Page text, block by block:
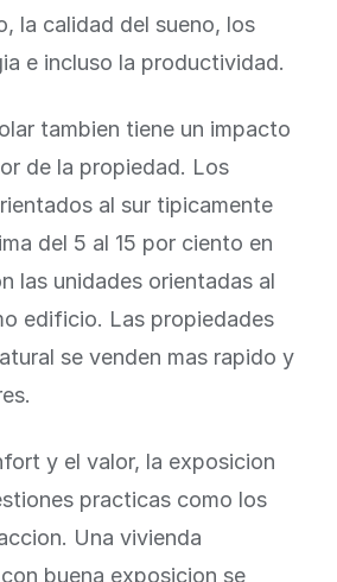
la calidad del sueno, los
e incluso la productividad.
tambien tiene un impacto
de la propiedad. Los
al sur tipicamente
del 5 al 15 por ciento en
las unidades orientadas al
edificio. Las propiedades
se venden mas rapido y
y el valor, la exposicion
practicas como los
Una vivienda
buena exposicion se